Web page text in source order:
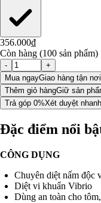
356.000₫
Còn hàng (100 sản phẩm)
-
+
Mua ngayGiao hàng tận
Thêm giỏ hàngGiữ sản
Trả góp 0%Xét duyệt
Đặc điểm nổi
CÔNG DỤNG
Chuyên diệt nấm độc
Diệt vi khuẩn Vibrio
Dùng an toàn cho